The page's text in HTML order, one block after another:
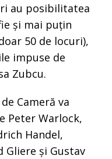
au posibilitatea
și mai puțin
50 de locuri),
impuse de
Zubcu.
Cameră va
Peter Warlock,
Handel,
Gliere și Gustav